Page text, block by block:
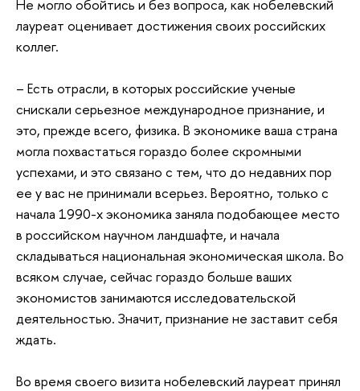
Не могло обойтись и без вопроса, как нобелевский
лауреат оценивает достижения своих российских
коллег.
– Есть отрасли, в которых российские ученые
снискали серьезное международное признание, и
это, прежде всего, физика. В экономике ваша страна
могла похвастаться гораздо более скромными
успехами, и это связано с тем, что до недавних пор
ее у вас не принимали всерьез. Вероятно, только с
начала 1990-х экономика заняла подобающее место
в российском научном ландшафте, и начала
складываться национальная экономическая школа. Во
всяком случае, сейчас гораздо больше ваших
экономистов занимаются исследовательской
деятельностью. Значит, признание не заставит себя
ждать.
Во время своего визита нобелевский лауреат принял